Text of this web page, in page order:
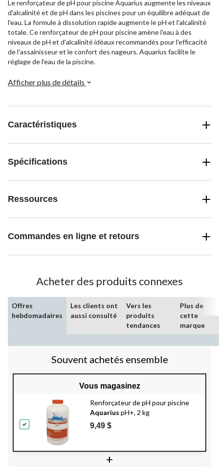
Le renforçateur de pH pour piscine Aquarius augmente les niveaux
d'alcalinité et de pH dans les piscines pour un équilibre adéquat de
l'eau. La formule à dissolution rapide augmente le pH et l'alcalinité
totale. Ce renforçateur de pH pour piscine amène l'eau à des
niveaux de pH et d'alcalinité idéaux recommandés pour l'efficacité
de l'assainisseur et le confort des nageurs. Aquarius facilite le
réglage de l'eau de la piscine.
Afficher plus de détails
Caractéristiques
Spécifications
Ressources
Commandes en ligne et retours
Acheter des produits connexes
Offres
hebdomadaires
Les clients ont
aussi consulté
Vers les
produits
tendances
Plus de
cette
marque
Souvent achetés ensemble
Vous magasinez
Renforçateur de pH pour piscine
Aquarius pH+, 2 kg
9,49 $
+